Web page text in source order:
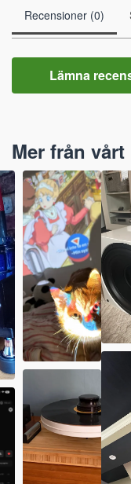
Recensioner (0)
Lämna
Mer från